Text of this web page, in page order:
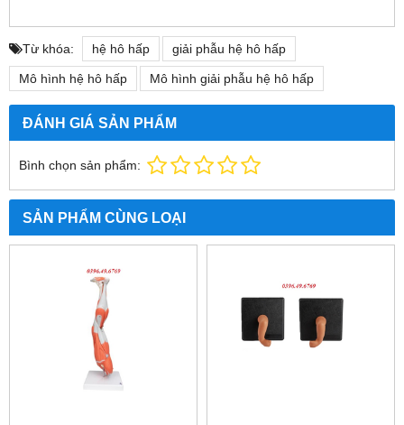
Từ khóa: hệ hô hấp giải phẫu hệ hô hấp
Mô hình hệ hô hấp Mô hình giải phẫu hệ hô hấp
ĐÁNH GIÁ SẢN PHẨM
Bình chọn sản phẩm:
SẢN PHẨM CÙNG LOẠI